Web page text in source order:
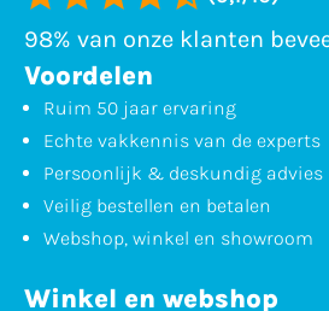
98% van onze klanten
Voordelen
Ruim 50 jaar ervaring
Echte vakkennis van de experts
Persoonlijk & deskundig advies
Veilig bestellen en betalen
Webshop, winkel en showroom
Winkel en webshop